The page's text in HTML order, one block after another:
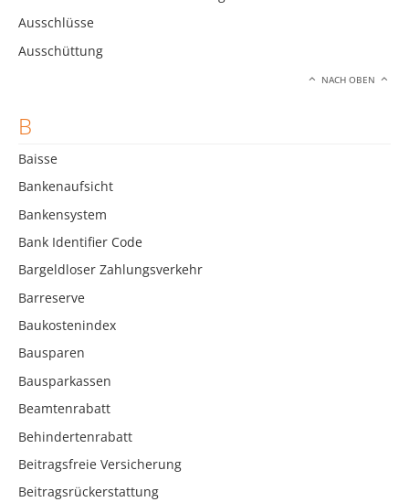
Ausschlüsse
Ausschüttung
NACH OBEN
B
Baisse
Bankenaufsicht
Bankensystem
Bank Identifier Code
Bargeldloser Zahlungsverkehr
Barreserve
Baukostenindex
Bausparen
Bausparkassen
Beamtenrabatt
Behindertenrabatt
Beitragsfreie Versicherung
Beitragsrückerstattung